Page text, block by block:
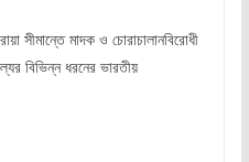
সীমান্তে মাদক ও চোরাচালানবিরোধী
বিভিন্ন ধরনের ভারতীয়